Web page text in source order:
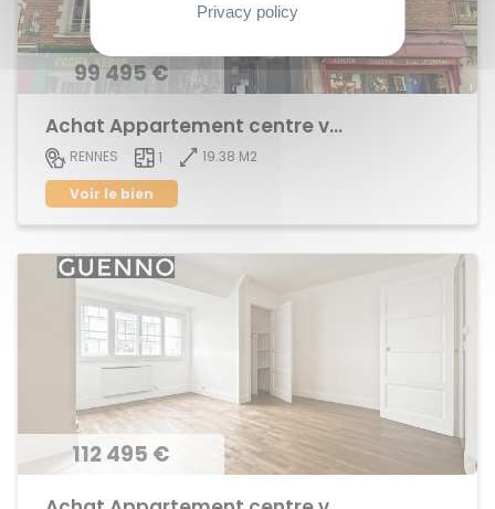
99 495 €
Achat Appartement centre ville
RENNES 1
19.38 M2
Voir le bien
112 495 €
Privacy policy